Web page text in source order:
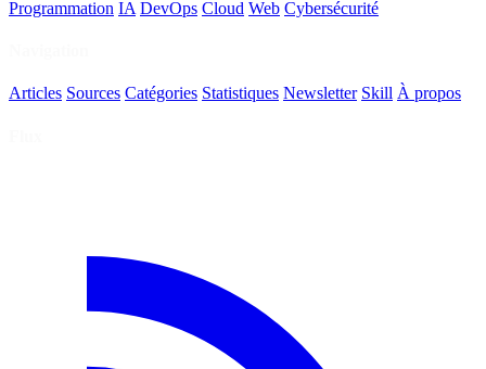
Programmation IA DevOps Cloud Web Cybersécurité
Articles Sources Catégories Statistiques Newsletter Skill À propos